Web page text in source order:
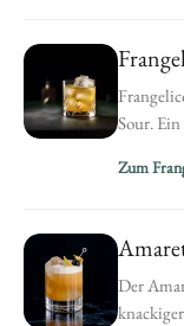
Sour. Ein
Zum
Der